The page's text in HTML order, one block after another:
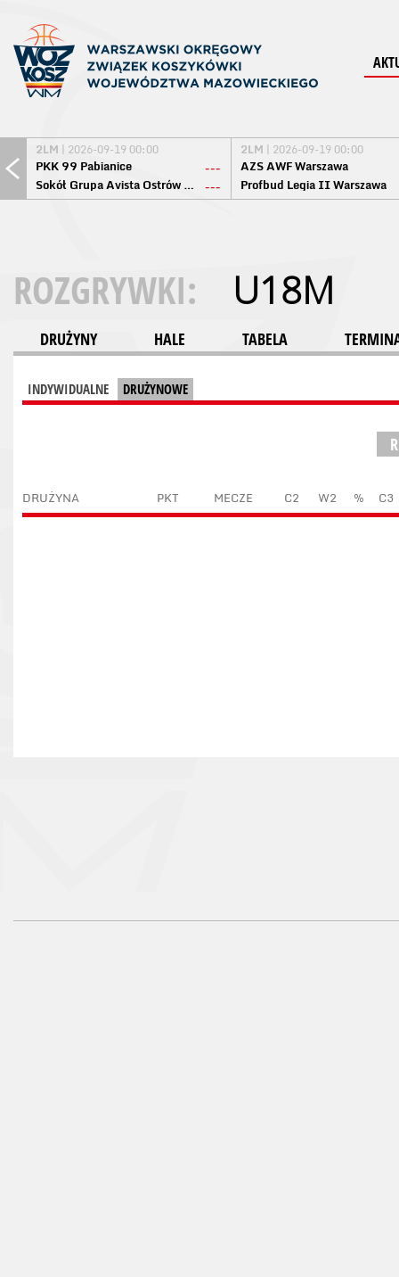
2LM | 2026-09-19 00:00
PKK 99 Pabianice
---
Sokół Grupa Avista Ostrów Maz. ---
2LM | 2026-09-19 00:00
AZS AWF Warszawa
Profbud Legia II Warszawa
ROZGRYWKI: U18M
DRUŻYNY HALE TABELA
INDYWIDUALNE DRUŻYNOWE
DRUŻYNA PKT MECZE C2 W2 % C3